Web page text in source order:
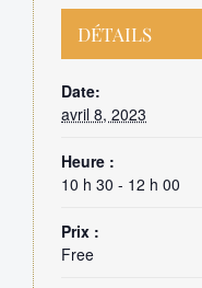
DÉTAILS
Date:
avril 8, 2023
Heure :
10 h 30 - 12 h 00
Prix :
Free